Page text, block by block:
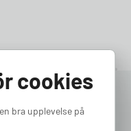
redan
cookies
bra upplevelse på